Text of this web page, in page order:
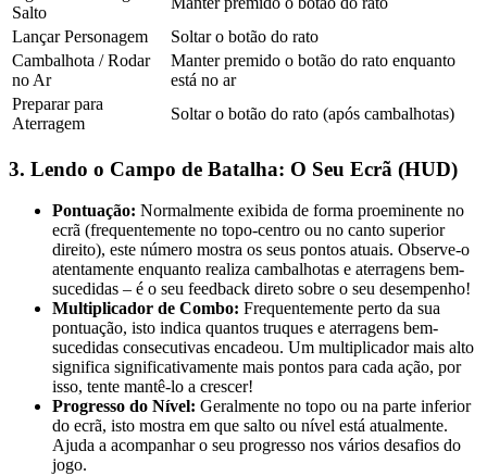
Salto
Lançar Personagem
Soltar o botão do rato
Cambalhota / Rodar
no Ar
Manter premido o botão do rato enquanto
está no ar
Preparar para
Aterragem
Soltar o botão do rato (após cambalhotas)
3. Lendo o Campo de Batalha: O Seu Ecrã (HUD)
Pontuação: Normalmente exibida de forma proeminente no
ecrã (frequentemente no topo-centro ou no canto superior
direito), este número mostra os seus pontos atuais. Observe-o
atentamente enquanto realiza cambalhotas e aterragens bem-
sucedidas – é o seu feedback direto sobre o seu desempenho!
Multiplicador de Combo: Frequentemente perto da sua
pontuação, isto indica quantos truques e aterragens bem-
sucedidas consecutivas encadeou. Um multiplicador mais alto
significa significativamente mais pontos para cada ação, por
isso, tente mantê-lo a crescer!
Progresso do Nível: Geralmente no topo ou na parte inferior
do ecrã, isto mostra em que salto ou nível está atualmente.
Ajuda a acompanhar o seu progresso nos vários desafios do
jogo.